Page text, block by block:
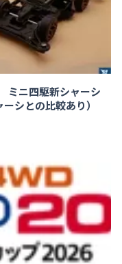
ミニ四駆新シャーシ
シとの比較あり）